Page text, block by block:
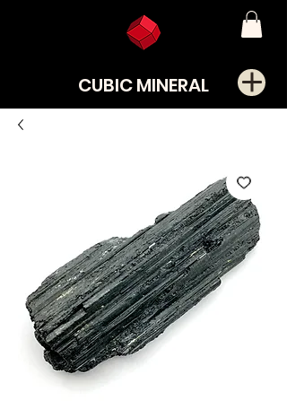
CUBIC MINERAL